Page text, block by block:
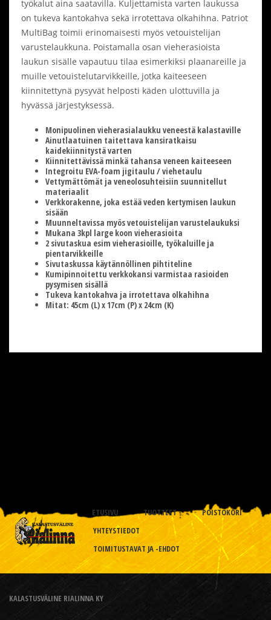
työkalut aina saatavilla. Kuljettamista varten laukussa
on tukeva kantokahva sekä irrotettava olkahihna. Patriot
MultiBag toimii erinomaisesti myös vetouistelijan
varustelaukkuna. Poistamalla osan vieherasioista
laukun sisälle vapautuu tilaa esimerkiksi plaanareille ja
muille vetouistelutarvikkeille, jotka kaiteeseen
kiinnitettynä pysyvät helposti käden ulottuvilla ja
hyvässä järjestyksessä.
Monipuolinen vieherasialaukku veneestä kalastaville
Ainutlaatuinen taitettava kansiratkaisu
kaidekiinnitystä varten
Kiinnitettävissä minkä tahansa veneen kaiteeseen
Integroitu EVA-foam jigitaulu / viehetaulu
Vettymättömät ja veneolosuhteisiin suunnitellut
materiaalit
Verkkorakenne, joka estää veden kertymisen laukun
sisään
Muunneltavissa myös vetouistelijan varustelaukuksi
Mukana 3kpl large koon vieherasioita
2 sivutaskua esim vieherasioille, työkaluille ja
pientarvikkeille
Sivutaskussa käytännöllinen pihtiteline
Kumipinnoitettu verkkokansi varmistaa rasioiden
pysymisen sisällä
Tukeva kantokahva ja irrotettava olkahihna
Mitat: 45cm (L) x 17cm (P) x 24cm (K)
ETUSIVU TUOTTEET
POISTOKORI
YHTEYSTIEDOT
TOIMITUSTAVAT JA -EHDOT
KALASTUSVÄLINE RIALINNA KY